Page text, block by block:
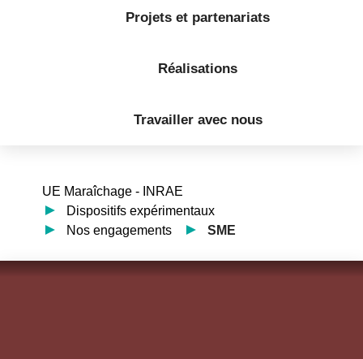
Projets et partenariats
Réalisations
Travailler avec nous
UE Maraîchage - INRAE
Dispositifs expérimentaux
Nos engagements
SME